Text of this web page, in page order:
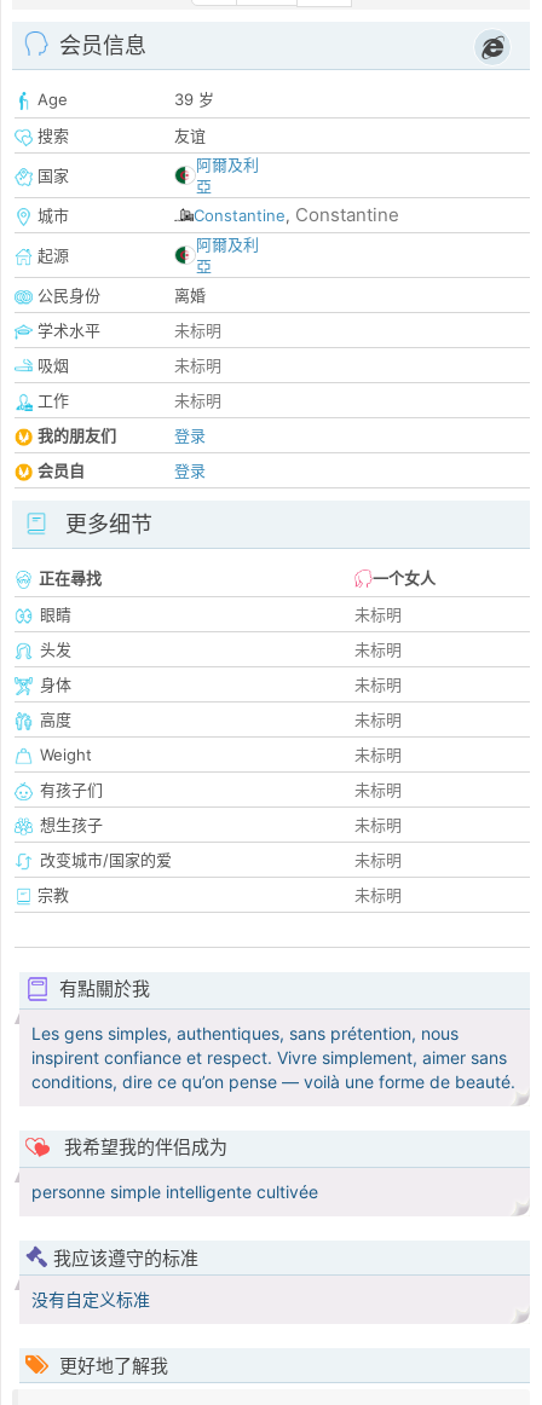
会员信息
Age
39 岁
搜索
友谊
国家
阿爾及利
亞
城市
Constantine, Constantine
起源
阿爾及利
亞
公民身份
离婚
学术水平
未标明
吸烟
未标明
工作
未标明
我的朋友们
登录
会员自
登录
更多细节
正在尋找
一个女人
眼睛
未标明
头发
未标明
身体
未标明
高度
未标明
Weight
未标明
有孩子们
未标明
想生孩子
未标明
改变城市/国家的爱
未标明
宗教
未标明
有點關於我
Les gens simples, authentiques, sans prétention, nous
inspirent confiance et respect. Vivre simplement, aimer sans
conditions, dire ce qu’on pense — voilà une forme de beauté.
我希望我的伴侣成为
personne simple intelligente cultivée
我应该遵守的标准
没有自定义标准
更好地了解我